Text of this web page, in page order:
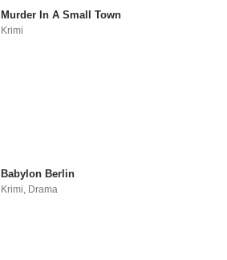
Murder In A Small Town
Krimi
Babylon Berlin
Krimi, Drama